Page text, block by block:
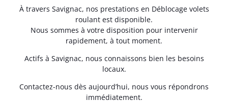
À travers Savignac, nos prestations en Déblocage volets
roulant est disponible.
Nous sommes à votre disposition pour intervenir
rapidement, à tout moment.
Actifs à Savignac, nous connaissons bien les besoins
locaux.
Contactez-nous dès aujourd’hui, nous vous répondrons
immédiatement.